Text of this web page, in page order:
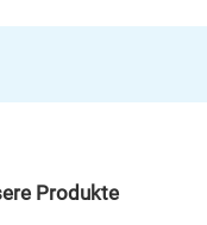
Produkte